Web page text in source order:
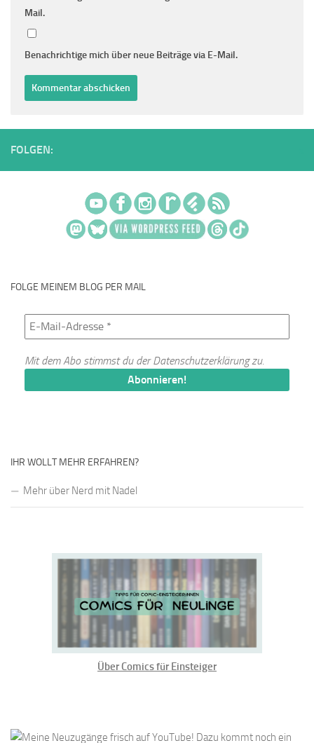
Mail.
Benachrichtige mich über neue Beiträge via E-Mail.
FOLGEN:
FOLGE MEINEM BLOG PER MAIL
Mit dem Abo stimmst du derDatenschutzerklärungzu.
IHR WOLLT MEHR ERFAHREN?
Mehr über Nerd mit Nadel
Über Comics für Einsteiger